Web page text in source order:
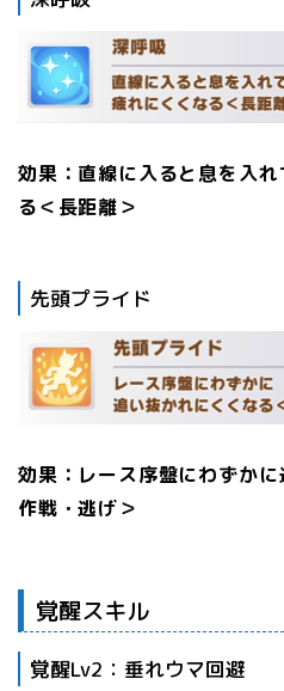
効果：直線に入ると息を入
る＜長距離＞
先頭プライド
効果：レース序盤にわずか
作戦・逃げ＞
覚醒スキル
覚醒Lv2：垂れウマ回避